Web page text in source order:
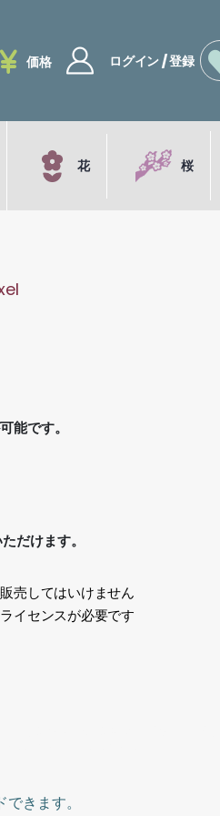
価格 ログイン / 登録
花 桜
能です。
だけます。
売してはいけません
イセンスが必要です
きます。